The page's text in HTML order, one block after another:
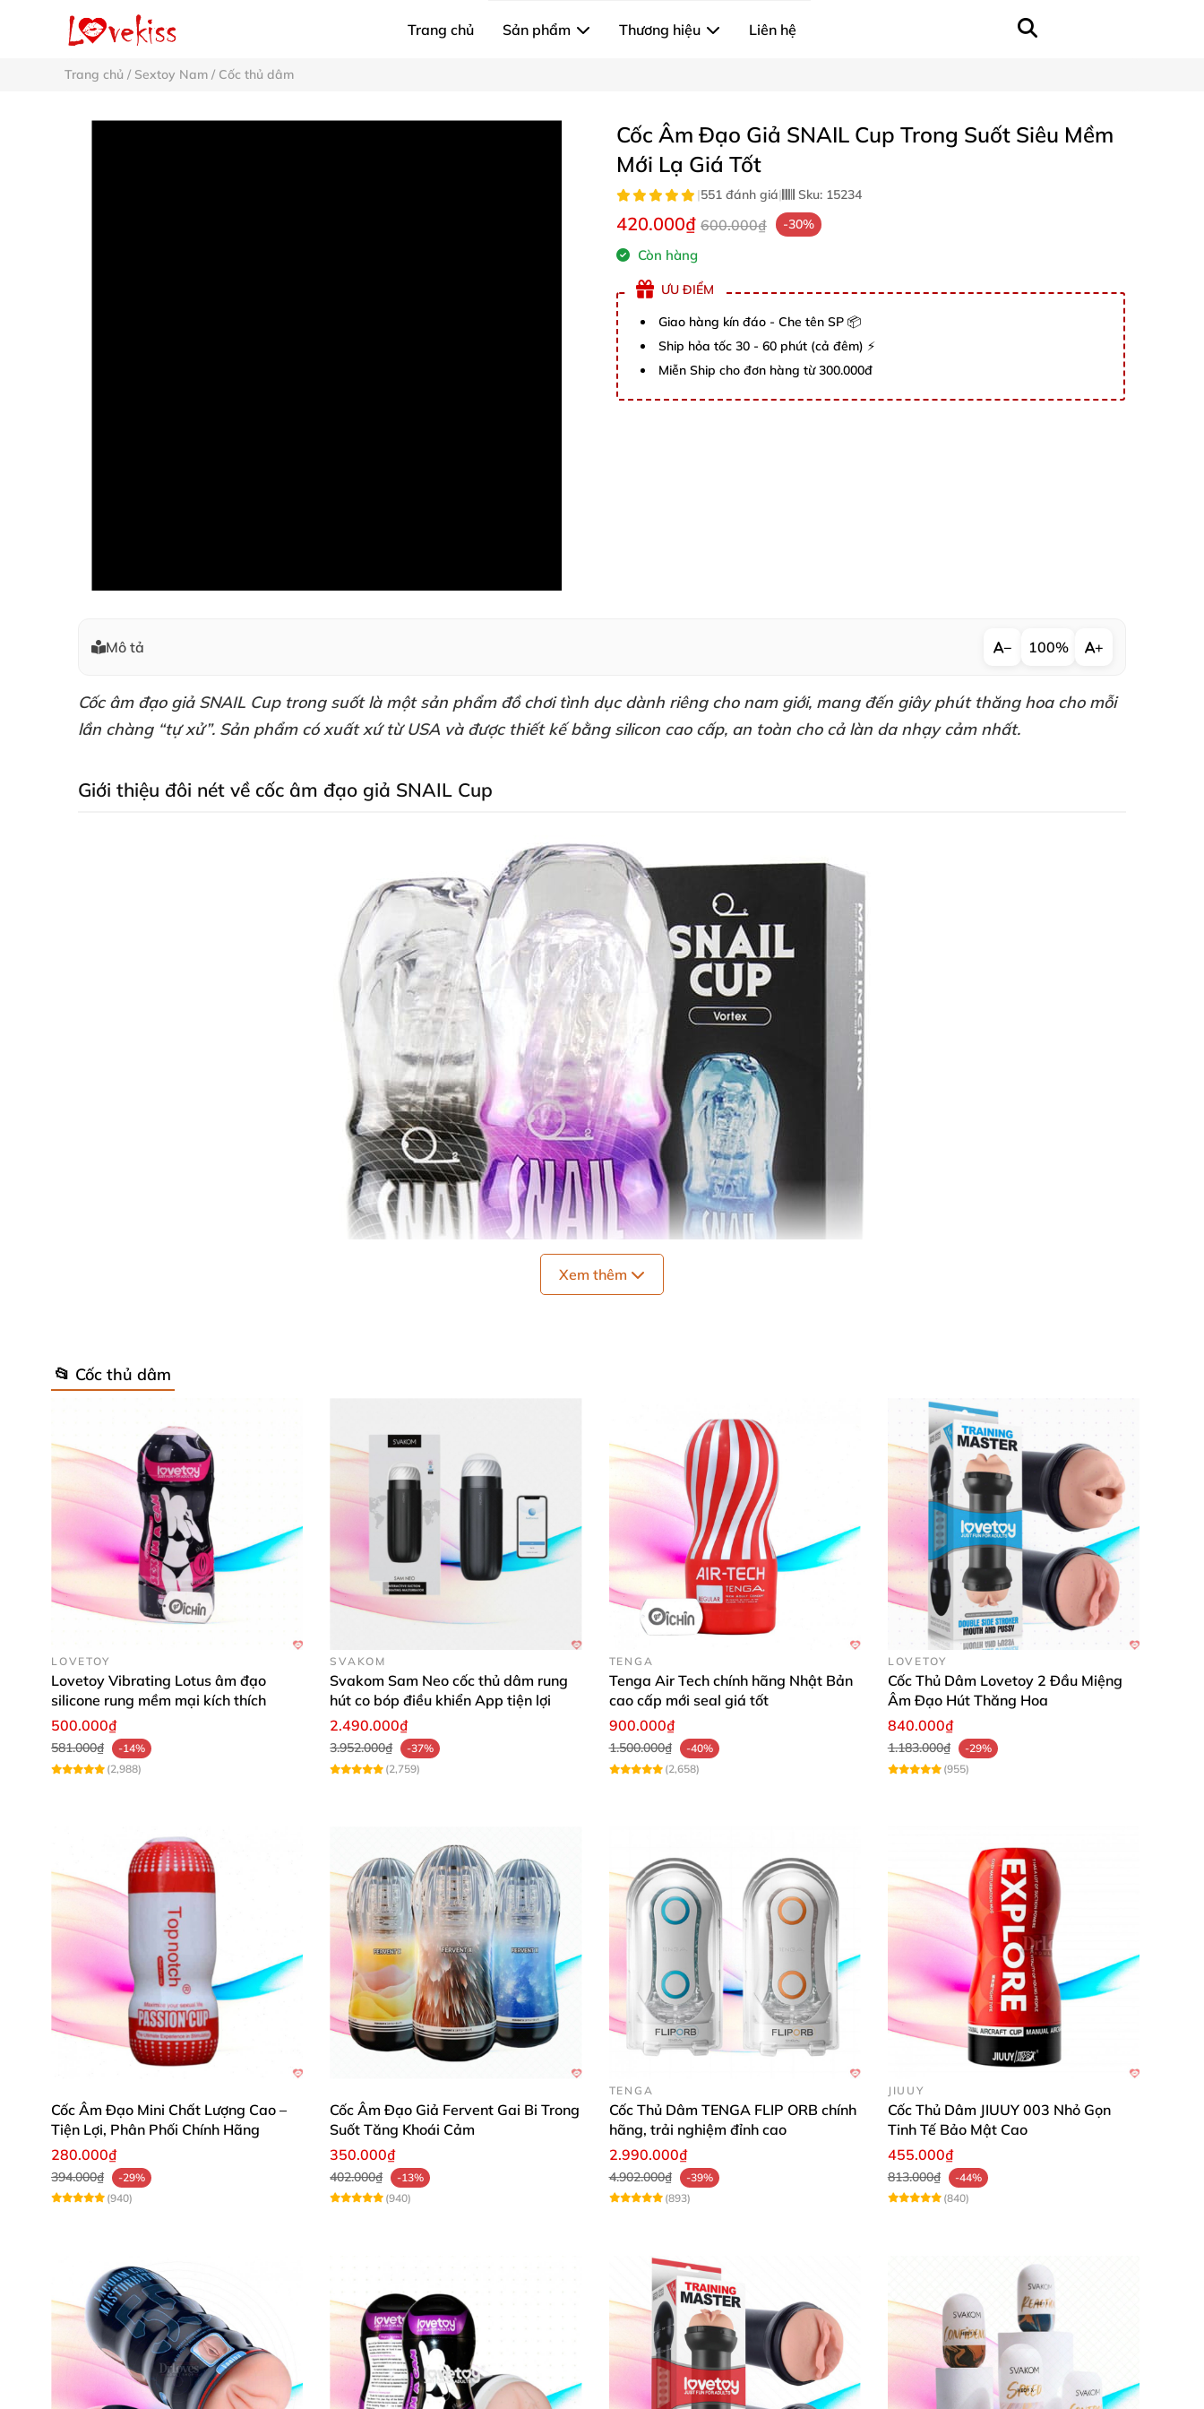
Trang chủ Sản phẩm Thương hiệu Liên hệ
Trang chủ / Sextoy Nam / Cốc thủ dâm
Cốc Âm Đạo Giả SNAIL Cup Trong Suốt Siêu Mềm
Mới Lạ Giá Tốt
|551 đánh giá| Sku: 15234
420.000₫ 600.000₫ -30%
Còn hàng
ƯU ĐIỂM
Giao hàng kín đáo - Che tên SP 📦
Ship hỏa tốc 30 - 60 phút (cả đêm) ⚡
Miễn Ship cho đơn hàng từ 300.000đ
Mô tả − 100% +
Cốc âm đạo giả SNAIL Cup trong suốtlà một sản phẩm đồ chơi tình dụcdành riêng cho nam giới, mang đến giây phút thăng hoa cho mỗi
lần chàng “tự xử”. Sản phẩm có xuất xứ từ USA và được thiết kế bằng silicon cao cấp, an toàn cho cả làn da nhạy cảm nhất.
Giới thiệu đôi nét về cốc âm đạo giả SNAIL Cup
Âm đạo giảSNAIL Cup trong suốt có xuất xứ từ USA là một sản phẩm cốc thủ dâm dành cho nam giới vô cùng phổ biếnhiện nay. Sản phẩmđược
thiết kế giống hệt cấu tạo bên trong
của âm đạo, kết hợpvới bi những đường gợn sóng . Đem lại khoái cảm chân thật
, tựa như bạn đang thực sự
quan hệvới một cô nàng nóng bỏng.
Với chất liệu silicon mềm cao cấp được chứng nhận an toàn cho sức khỏe, phù hợp với ngay cả làn da nhạy cảm nhất. Nam giới
có thể
yên tâm đắm chìm trong khoái lạc
mà không lo mắc phải bệnh truyền nhiễm tình dục.
Chất liệu mềm mại không gây đâu trongquá trình sử dụng
Xem thêm
📂 Cốc thủ dâm
LOVETOY
Lovetoy Vibrating Lotus âm đạo
silicone rung mềm mại kích thích
500.000₫
581.000₫
-14%
(2,988)
SVAKOM
Svakom Sam Neo cốc thủ dâm rung
hút co bóp điều khiển App tiện lợi
2.490.000₫
3.952.000₫
-37%
(2,759)
TENGA
Tenga Air Tech chính hãng Nhật Bản
cao cấp mới seal giá tốt
900.000₫
1.500.000₫
-40%
(2,658)
LOVETOY
Cốc Thủ Dâm Lovetoy 2 Đầu Miệng
Âm Đạo Hút Thăng Hoa
840.000₫
1.183.000₫
-29%
(955)
Cốc Âm Đạo Mini Chất Lượng Cao –
Tiện Lợi, Phân Phối Chính Hãng
280.000₫
394.000₫
-29%
(940)
Cốc Âm Đạo Giả Fervent Gai Bi Trong
Suốt Tăng Khoái Cảm
350.000₫
402.000₫
-13%
(940)
TENGA
Cốc Thủ Dâm TENGA FLIP ORB chính
hãng, trải nghiệm đỉnh cao
2.990.000₫
4.902.000₫
-39%
(893)
JIUUY
Cốc Thủ Dâm JIUUY 003 Nhỏ Gọn
Tinh Tế Bảo Mật Cao
455.000₫
813.000₫
-44%
(840)